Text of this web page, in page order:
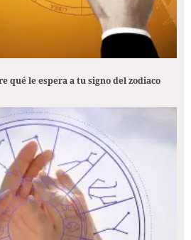
qué le espera a tu signo del zodiaco